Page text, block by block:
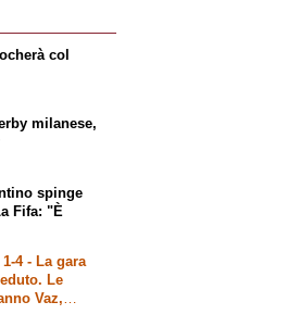
col
milanese,
spinge
Fifa: "È
4 - La gara
Le
Vaz,